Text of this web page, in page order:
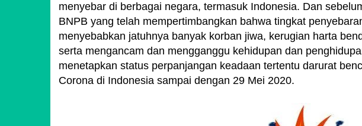
menyebar di berbagai negara, termasuk Indonesia. Dan
BNPB yang telah mempertimbangkan bahwa tingkat
menyebabkan jatuhnya banyak korban jiwa, kerugian harta
serta mengancam dan mengganggu kehidupan dan
menetapkan status perpanjangan keadaan tertentu darurat
Corona di Indonesia sampai dengan 29 Mei 2020.